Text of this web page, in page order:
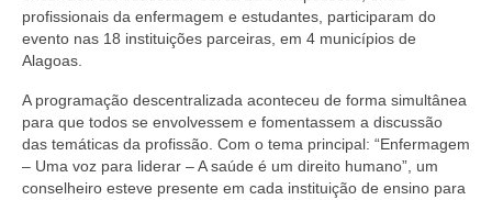
Eleições
Eleições 2023
Eleições Anteriores
profissionais da enfermagem e estudantes, participaram do
evento nas 18 instituições parceiras, em 4 municípios de
Alagoas.
A programação descentralizada aconteceu de forma simultânea
para que todos se envolvessem e fomentassem a discussão
das temáticas da profissão. Com o tema principal: “Enfermagem
– Uma voz para liderar – A saúde é um direito humano”, um
conselheiro esteve presente em cada instituição de ensino para